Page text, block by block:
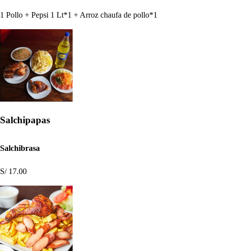
1 Pollo + Pepsi 1 Lt*1 + Arroz chaufa de pollo*1
Salchipapas
Salchibrasa
S/ 17.00